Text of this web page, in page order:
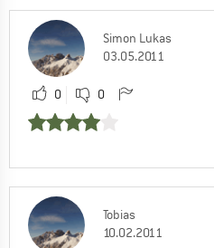
Simon Lukas
03.05.2011
0 0
Tobias
10.02.2011